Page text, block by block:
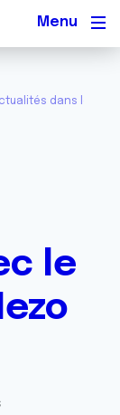
dans le
le